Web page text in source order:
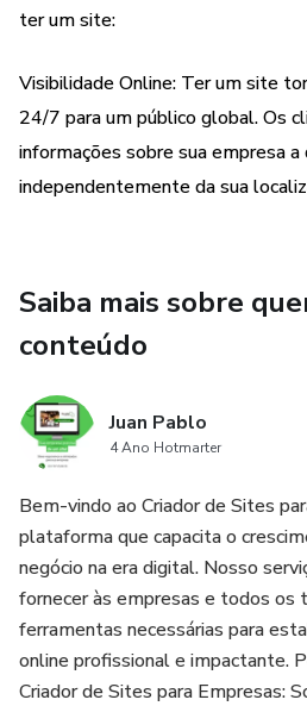
Entre em Contato Hoje para uma
Não deixe sua presença online
mais clientes agora mesmo.
para uma consulta gratuita e
📧 Email: siteselite47@gmail.com
Não perca a oportunidade de
conquiste mais clientes!
ter um site:
Visibilidade Online: Ter um site
24/7 para um público global. Os
informações sobre sua empresa
independentemente da sua
Saiba mais sobre
conteúdo
Juan Pablo
4 Ano Hotmarter
Bem-vindo ao Criador de Sites
plataforma que capacita o
negócio na era digital. Nosso
fornecer às empresas e todos os
ferramentas necessárias para
online profissional e impactante.
Criador de Sites para Empresas: